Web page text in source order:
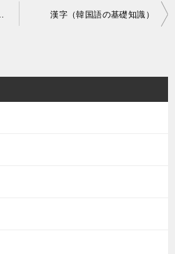
語の基礎知識） 漢字（韓国語の基礎知識）